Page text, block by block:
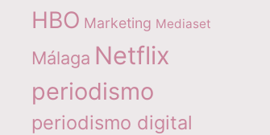
HBO Marketing Mediaset
Málaga Netflix
periodismo
periodismo digital